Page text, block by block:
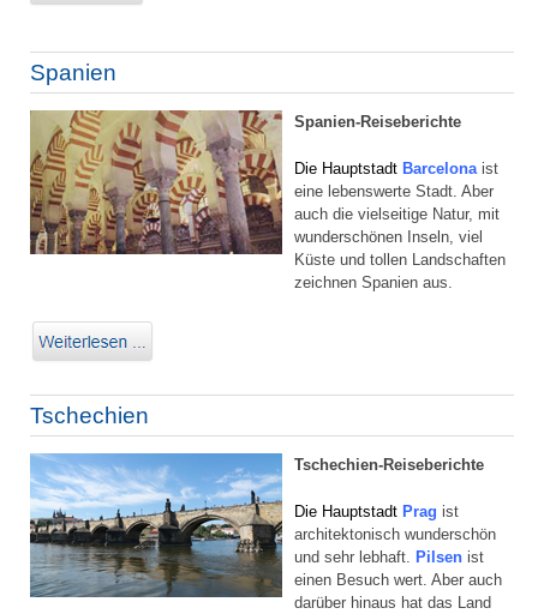
Spanien
Spanien-Reiseberichte
Die Hauptstadt Barcelona ist
eine lebenswerte Stadt. Aber
auch die vielseitige Natur, mit
wunderschönen Inseln, viel
Küste und tollen Landschaften
zeichnen Spanien aus.
Tschechien
Tschechien-Reiseberichte
Die Hauptstadt Prag ist
architektonisch wunderschön
und sehr lebhaft. Pilsen ist
einen Besuch wert. Aber auch
darüber hinaus hat das Land